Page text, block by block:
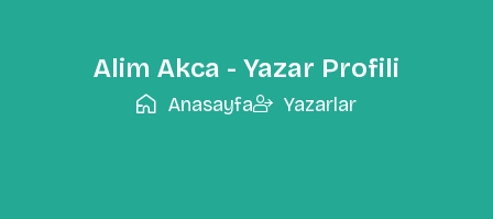
Alim Akca - Yazar Profili
Anasayfa Yazarlar